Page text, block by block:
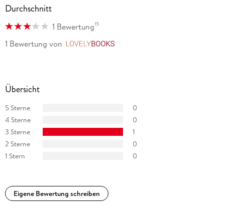
Durchschnitt
1 Bewertung15
1 Bewertung von
Übersicht
5 Sterne
0
4 Sterne
0
3 Sterne
1
2 Sterne
0
1 Stern
0
Eigene Bewertung schreiben